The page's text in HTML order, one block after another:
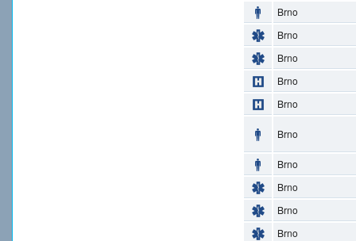
Brno
Brno
Brno
Brno
Brno
Brno
Brno
Brno
Brno
Brno